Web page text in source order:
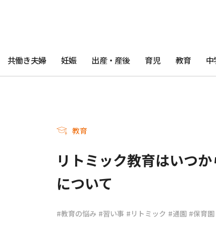
共働き夫婦 妊娠 出産・産後 育児 教育
教育
リトミック教育はいつ
について
#教育の悩み #習い事 #リトミック #通園 #保育園